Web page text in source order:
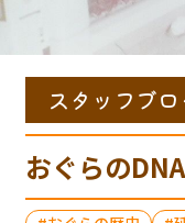
スタッフブロ
おぐらのDNA